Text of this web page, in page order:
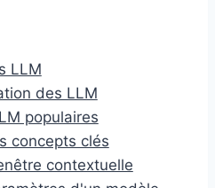
LLM
des LLM
populaires
concepts clés
contextuelle